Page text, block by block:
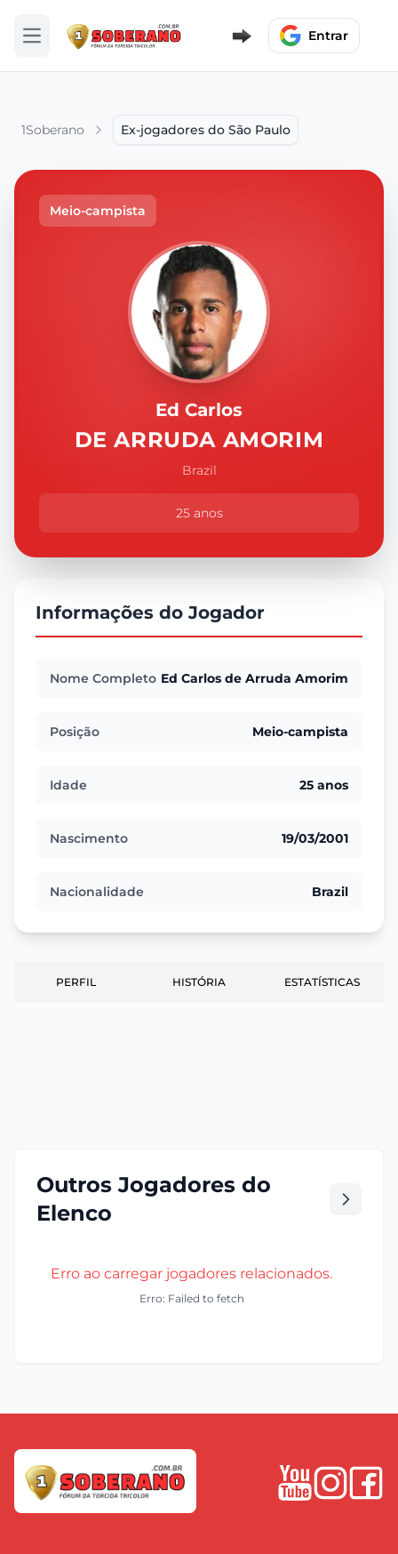
Abrir menu Entrar
1Soberano Ex-jogadores do São Paulo
Meio-campista
Ed Carlos
DE ARRUDA AMORIM
Brazil
25 anos
Informações do Jogador
Nome Completo Ed Carlos de Arruda Amorim
Posição Meio-campista
Idade 25 anos
Nascimento 19/03/2001
Nacionalidade Brazil
PERFIL HISTÓRIA ESTATÍSTICAS
Outros Jogadores do
Elenco
Erro ao carregar jogadores relacionados.
Erro: Failed to fetch